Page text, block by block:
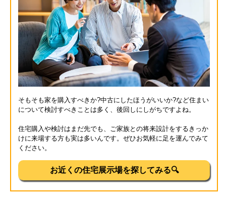
そもそも家を購入すべきか?中古にしたほうがいいか?など住まい
について検討すべきことは多く、後回しにしがちですよね。
住宅購入や検討はまだ先でも、ご家族との将来設計をするきっか
けに来場する方も実は多いんです。ぜひお気軽に足を運んでみて
ください。
お近くの住宅展示場を探してみる🔍